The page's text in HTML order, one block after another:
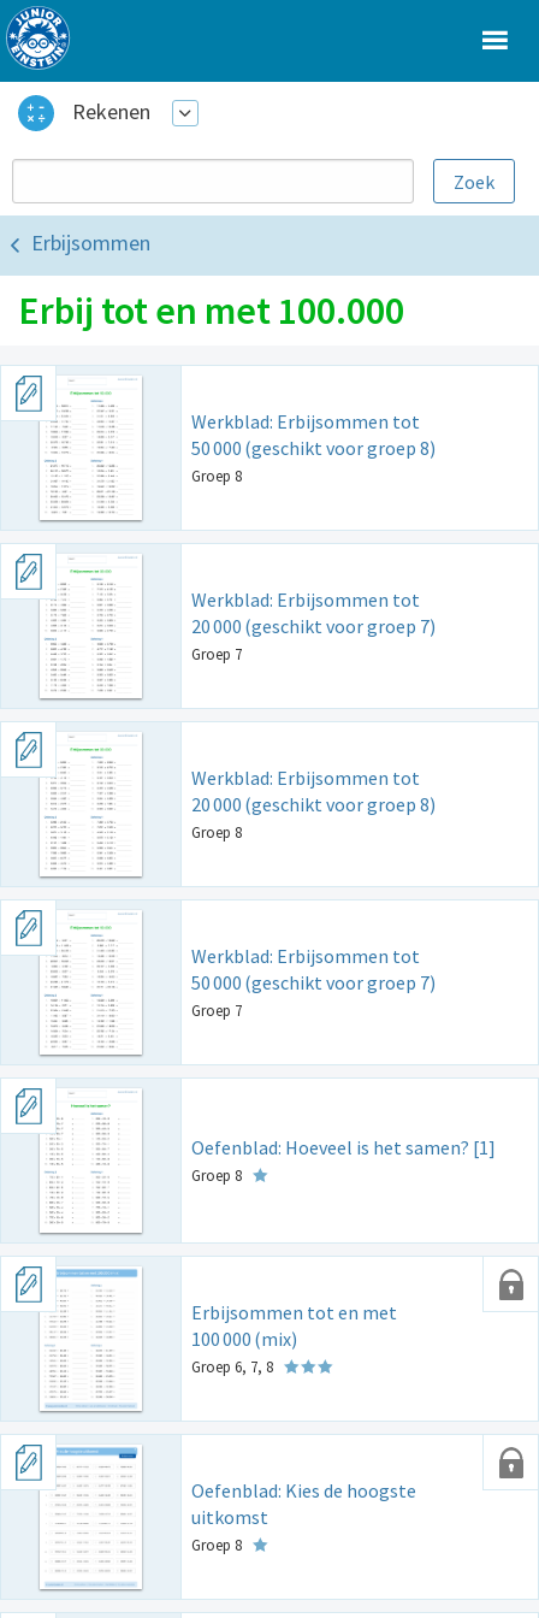
Rekenen
Erbijsommen
Erbij tot en met 100.000
Werkblad: Erbijsommen tot
50000 (geschikt voor groep 8)
Groep 8
Werkblad: Erbijsommen tot
20000 (geschikt voor groep 7)
Groep 7
Werkblad: Erbijsommen tot
20000 (geschikt voor groep 8)
Groep 8
Werkblad: Erbijsommen tot
50000 (geschikt voor groep 7)
Groep 7
Oefenblad: Hoeveel is het samen? [1]
Groep 8
Erbijsommen tot en met
100000 (mix)
Groep 6, 7, 8
Oefenblad: Kies de hoogste
uitkomst
Groep 8